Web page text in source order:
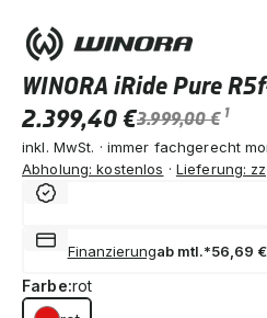
WINORA iRide Pure
2.399,40 €3.999,00 € 1
inkl. MwSt. · immer fachgerecht
Abholung: kostenlos · Lieferung:
Finanzierungab mtl.*56,69 €
Farbe:rot